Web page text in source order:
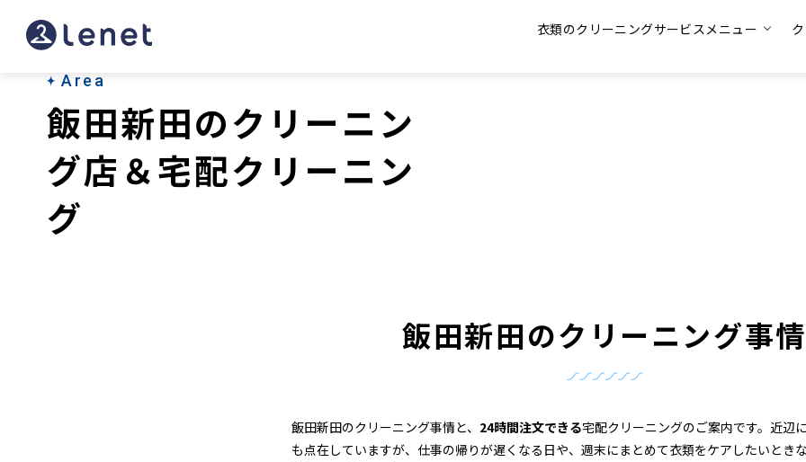
飯
田
衣類のクリーニングサービスメニュー
Area
飯田新田のクリーニン
グ店＆宅配クリーニン
グ
飯田新田のクリーニング事情
飯田新田のクリーニング事情と、 24時間注文できる宅配クリーニングのご案内です。近辺
も点在していますが、仕事の帰りが遅くなる日や、週末にまとめて衣類をケアしたいとき